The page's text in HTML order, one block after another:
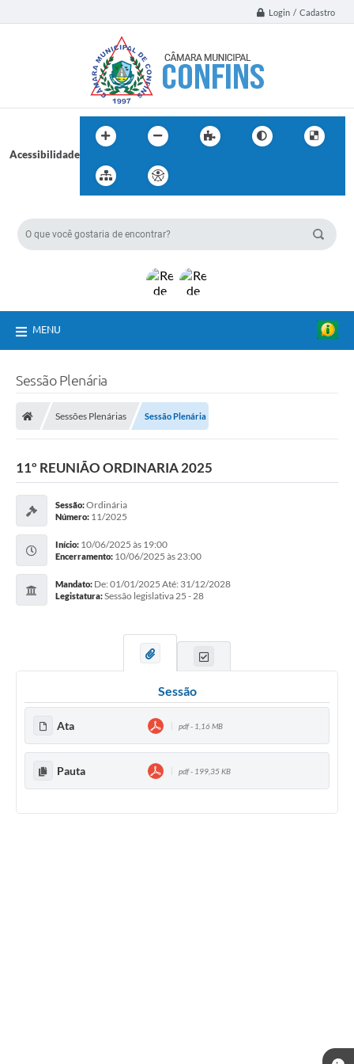
Login / Cadastro
Acessibilidade
MENU
Sessão Plenária
Sessões Plenárias Sessão Plenária
11º REUNIÃO ORDINARIA 2025
Sessão:Ordinária
Número: 11/2025
Início: 10/06/2025 às 19:00
Encerramento: 10/06/2025 às 23:00
Mandato: De: 01/01/2025 Até: 31/12/2028
Legistatura:Sessão legislativa 25 - 28
Sessão
Ata pdf - 1,16 MB
Pauta pdf - 199,35 KB